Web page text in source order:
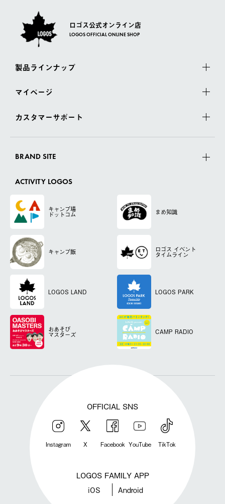
ロゴス公式オンライン店
LOGOS OFFICIAL ONLINE SHOP
製品ラインナップ
マイページ
カスタマーサポート
BRAND SITE
ACTIVITY LOGOS
キャンプ場
ドットコム まめ知識
キャンプ飯 ロゴス イベント
タイムライン
LOGOS LAND LOGOS PARK
おあそび
マスターズ CAMP RADIO
OFFICIAL SNS
Instagram X Facebook YouTube TikTok
LOGOS FAMILY APP
iOS Android